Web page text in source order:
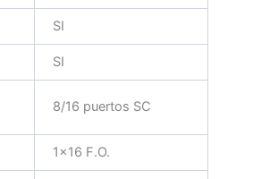
SI
SI
8/16 puertos SC
1×16 F.O.